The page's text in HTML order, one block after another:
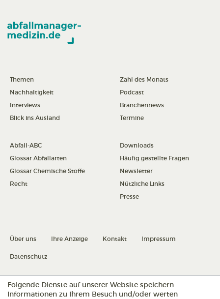
Themen
Nachhaltigkeit
Interviews
Blick ins Ausland
Zahl des Monats
Podcast
Branchennews
Termine
Abfall-ABC
Glossar Abfallarten
Glossar Chemische Stoffe
Recht
Downloads
Häufig gestellte Fragen
Newsletter
Nützliche Links
Presse
Über uns Ihre Anzeige Kontakt Impressum
Datenschutz
Datenschutz konfigurieren
Folgende Dienste auf unserer Website speichern
Informationen zu Ihrem Besuch und/oder werten